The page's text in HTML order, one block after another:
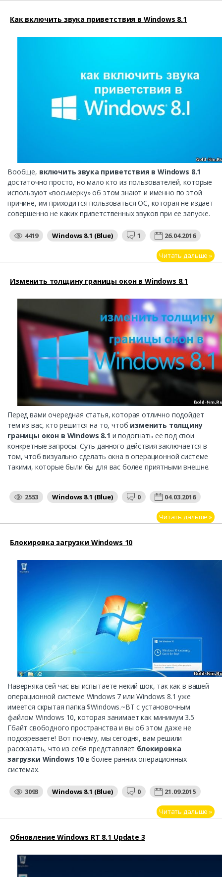
Как включить звука приветствия в Windows 8.1
Вообще, включить звука приветствия в Windows 8.1
достаточно просто, но мало кто из пользователей, которые
используют «восьмерку» об этом знают и именно по этой
причине, им приходится пользоваться ОС, которая не издает
совершенно не каких приветственных звуков при ее запуске.
4419 Windows 8.1 (Blue) 1 26.04.2016
Читать дальше »
Изменить толщину границы окон в Windows 8.1
Перед вами очередная статья, которая отлично подойдет
тем из вас, кто решится на то, чтоб изменить толщину
границы окон в Windows 8.1 и подогнать ее под свои
конкретные запросы. Суть данного действия заключается в
том, чтоб визуально сделать окна в операционной системе
такими, которые были бы для вас более приятными внешне.
2553 Windows 8.1 (Blue) 0 04.03.2016
Читать дальше »
Блокировка загрузки Windows 10
Наверняка сей час вы испытаете некий шок, так как в вашей
операционной системе Windows 7 или Windows 8.1 уже
имеется скрытая папка $Windows.~BT с установочным
файлом Windows 10, которая занимает как минимум 3.5
Гбайт свободного пространства и вы об этом даже не
подозреваете! Вот почему, мы сегодня, вам решили
рассказать, что из себя представляет блокировка
загрузки Windows 10в более ранних операционных
системах.
3093 Windows 8.1 (Blue) 0 21.09.2015
Читать дальше »
Обновление Windows RT 8.1 Update 3